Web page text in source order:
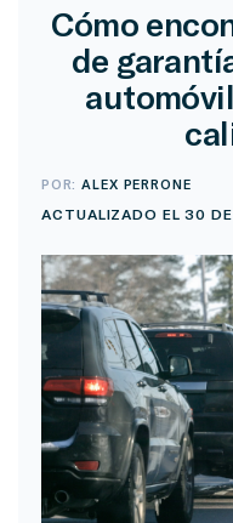
Cómo
de
POR:ALEX PERRONE
ACTUALIZADO EL 30